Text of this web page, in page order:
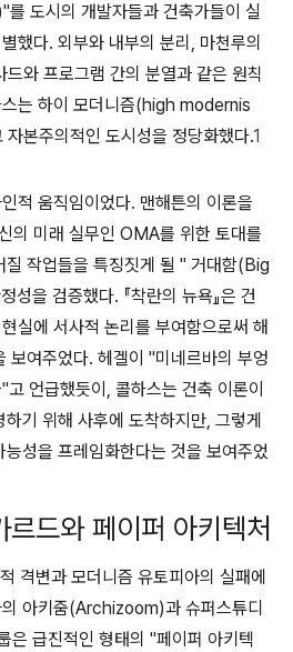
도시의 개발자들과 건축가들이 실
했다. 외부와 내부의 분리, 마천루의
와 프로그램 간의 분열과 같은 원칙
는 하이 모더니즘(high modernis
본주의적인 도시성을 정당화했다.1
적 움직임이었다. 맨해튼의 이론을
의 미래 실무인 OMA를 위한 토대를
질 작업들을 특징짓게 될 " 거대함(Big
을 검증했다. 『착란의 뉴욕』은 건
실에 서사적 논리를 부여함으로써 해
보여주었다. 헤겔이 "미네르바의 부엉
언급했듯이, 콜하스는 건축 이론이
기 위해 사후에 도착하지만, 그렇게
성을 프레임화한다는 것을 보여주었
드와 페이퍼 아키텍처
격변과 모더니즘 유토피아의 실패에
아키줌(Archizoom)과 슈퍼스튜디
급진적인 형태의 "페이퍼 아키텍